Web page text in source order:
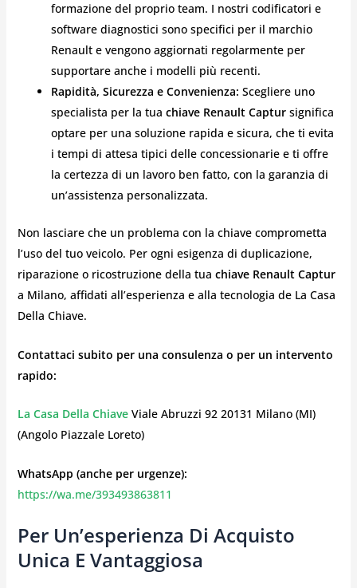
formazione del proprio team. I nostri codificatori e
software diagnostici sono specifici per il marchio
Renault e vengono aggiornati regolarmente per
supportare anche i modelli più recenti.
Rapidità, Sicurezza e Convenienza: Scegliere uno
specialista per la tua chiave Renault Captursignifica
optare per una soluzione rapida e sicura, che ti evita
i tempi di attesa tipici delle concessionarie e ti offre
la certezza di un lavoro ben fatto, con la garanzia di
un’assistenza personalizzata.
Non lasciare che un problema con la chiave comprometta
l’uso del tuo veicolo. Per ogni esigenza di duplicazione,
riparazione o ricostruzione della tua chiave Renault Captur
a Milano, affidati all’esperienza e alla tecnologia de La Casa
Della Chiave.
Contattaci subito per una consulenza o per un intervento
rapido:
La Casa Della ChiaveViale Abruzzi 92 20131 Milano (MI)
(Angolo Piazzale Loreto)
WhatsApp (anche per urgenze):
https://wa.me/393493863811
Per Un’esperienza Di Acquisto
Unica E Vantaggiosa